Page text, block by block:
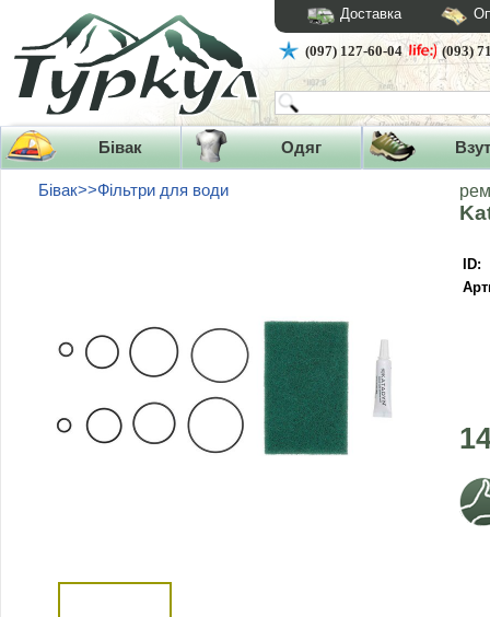
Доставка
(097) 127-60-04 (093)
Бівак Одяг
Бівак>>Фільтри для води
ID: